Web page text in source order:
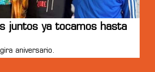
juntos ya tocamos hasta
aniversario.